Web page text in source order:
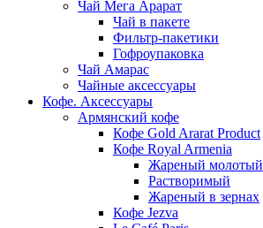
Чай Мега Арарат
Чай в пакете
Фильтр-пакетики
Гофроупаковка
Чай Амарас
Чайные аксессуары
Кофе. Аксессуары
Армянский кофе
Кофе Gold Ararat Product
Кофе Royal Armenia
Жареный молотый
Растворимый
Жареный в зернах
Кофе Jezva